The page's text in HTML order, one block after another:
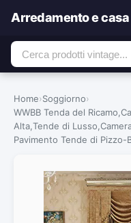
Arredamento e casa
Home›Soggiorno›
WWBB Tenda del
Alta,Tende di
Pavimento Tende di